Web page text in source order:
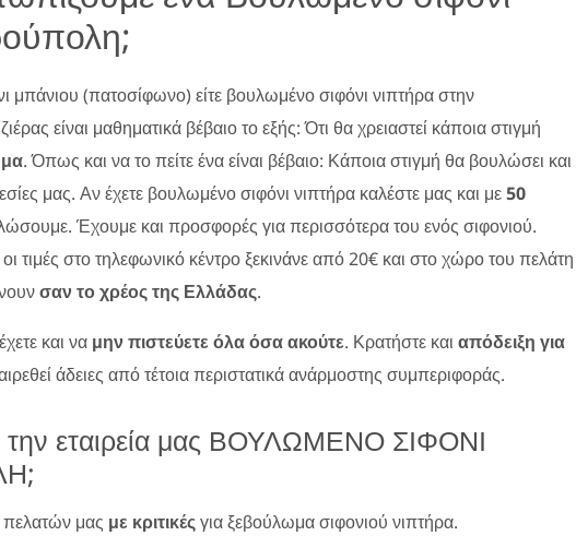
μπάνιου (πατοσίφωνο) είτε βουλωμένο σιφόνι νιπτήρα στην
είναι μαθηματικά βέβαιο το εξής: Ότι θα χρειαστεί κάποια στιγμή
. Όπως και να το πείτε ένα είναι βέβαιο: Κάποια στιγμή θα βουλώσει και
μας. Αν έχετε βουλωμένο σιφόνι νιπτήρα καλέστε μας και με50
Έχουμε και προσφορές για περισσότερα του ενός σιφονιού.
τιμές στο τηλεφωνικό κέντρο ξεκινάνε από 20€ και στο χώρο του πελάτη
σαν το χρέος της Ελλάδας.
και να μην πιστεύετε όλα όσα ακούτε. Κρατήστε και απόδειξη για
άδειες από τέτοια περιστατικά ανάρμοστης συμπεριφοράς.
την εταιρεία μας ΒΟΥΛΩΜΕΝΟ ΣΙΦΟΝΙ
πελατών μας με κριτικέςγια ξεβούλωμα σιφονιού νιπτήρα.